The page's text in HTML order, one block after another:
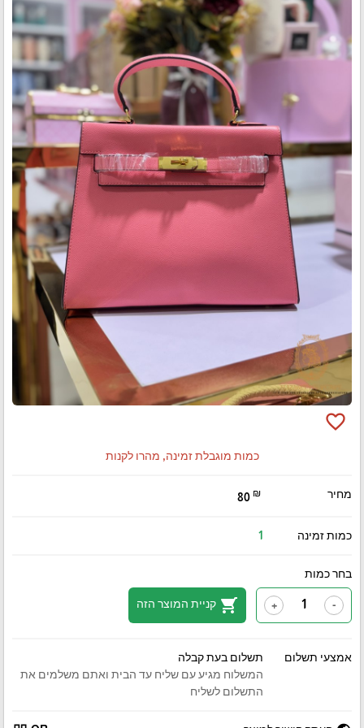
favorite_border
כמות מוגבלת זמינה, מהרו לקנות
מחיר 80 ₪
כמות זמינה 1
בחר כמות
-
+
shopping_cart קניית המוצר הזה
אמצעי תשלום
תשלום בעת קבלה
המשלוח מגיע עם שליח עד הבית ואתם משלמים את
התשלום לשליח